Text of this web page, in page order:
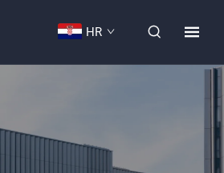
HR